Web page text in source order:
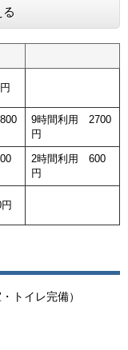
9時間利用 2700
円
2時間利用 600
円
トイレ完備）